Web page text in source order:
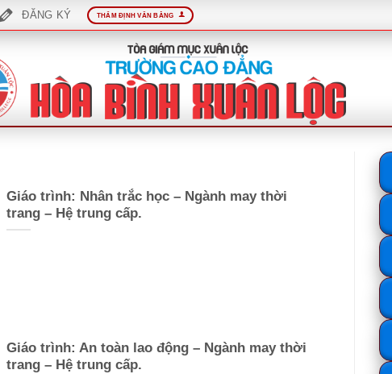
ĐĂNG KÝ THẨM ĐỊNH VĂN BẰNG
Giáo trình: Nhân trắc học – Ngành may thời
trang – Hệ trung cấp.
Giáo trình: An toàn lao động – Ngành may thời
trang – Hệ trung cấp.